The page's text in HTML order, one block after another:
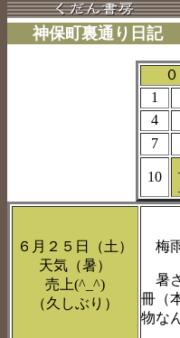
神保町裏通り日記
1
4
7
10
６月２５日（土）
天気（暑）
売上(^_^)
（久しぶり）
梅
暑
冊（
物な